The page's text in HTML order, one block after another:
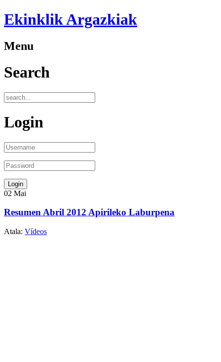
Ekinklik Argazkiak
Menu
Search
Login
02 Mai
Resumen Abril 2012 Apirileko Laburpena
Atala: Vídeos